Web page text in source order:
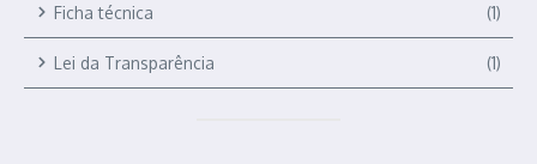
Ficha técnica (1)
Lei da Transparência (1)